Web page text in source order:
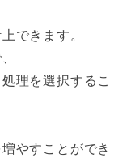
できます。
理を選択するこ
やすことができ